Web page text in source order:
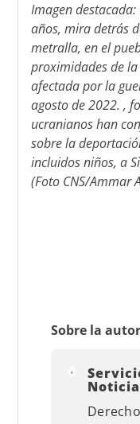
Imagen
años, mira detrás
metralla, en el
proximidades de
afectada por la
agosto de 2022. ,
ucranianos han
sobre la
incluidos niños, a
(Foto CNS/Ammar
Sobre la